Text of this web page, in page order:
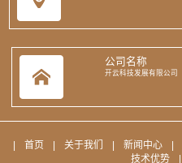
公司名称
开云科技发展有限公司
首页 关于我们 新闻中心
技术优势